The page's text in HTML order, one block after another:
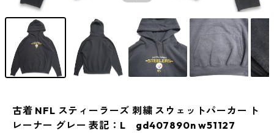
古着 NFL スティーラーズ 刺繍 スウェットパーカー ト
レーナー グレー 表記：L gd407890n w51127